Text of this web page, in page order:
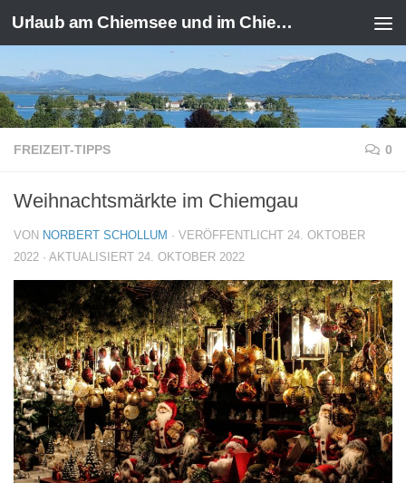
Zum Inhalt springen Urlaub am Chiemsee und im Chiemgau
FREIZEIT-TIPPS 0
Weihnachtsmärkte im Chiemgau
VON NORBERT SCHOLLUM · VERÖFFENTLICHT 24. OKTOBER
2022 · AKTUALISIERT 24. OKTOBER 2022